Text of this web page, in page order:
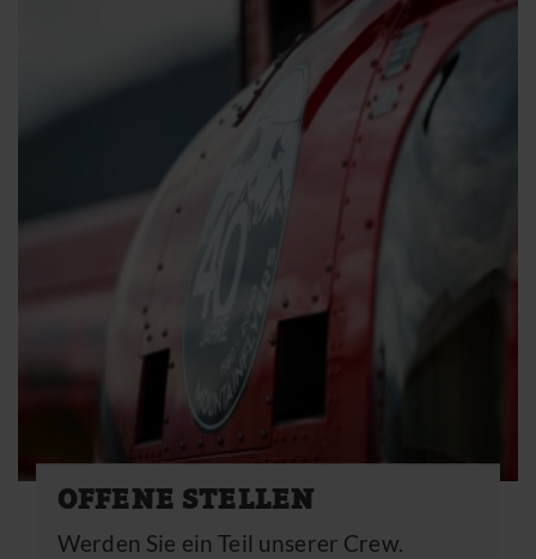
OFFENE STELLEN
Werden Sie ein Teil unserer Crew.